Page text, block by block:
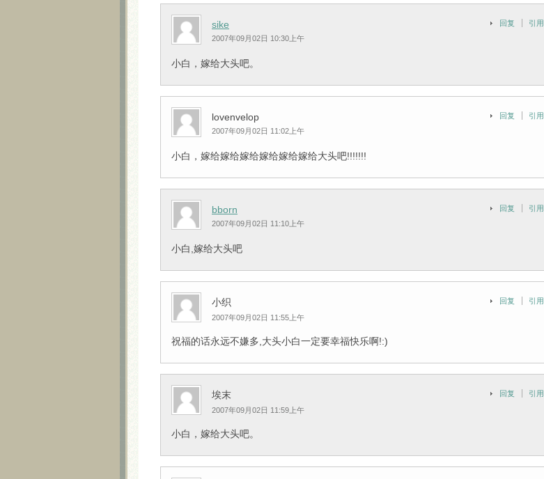
sike
2007年09月02日 10:30上午
回复 引用
小白，嫁给大头吧。
lovenvelop
2007年09月02日 11:02上午
回复 引用
小白，嫁给嫁给嫁给嫁给嫁给嫁给大头吧!!!!!!!
bborn
2007年09月02日 11:10上午
回复 引用
小白,嫁给大头吧
小织
2007年09月02日 11:55上午
回复 引用
祝福的话永远不嫌多,大头小白一定要幸福快乐啊!:)
埃末
2007年09月02日 11:59上午
回复 引用
小白，嫁给大头吧。